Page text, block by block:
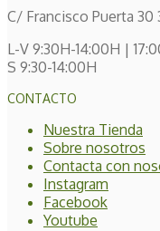
C/ Francisco Puerta 30
L-V 9:30H-14:00H |
S 9:30-14:00H
CONTACTO
Nuestra Tienda
Sobre nosotros
Contacta con
Instagram
Facebook
Youtube